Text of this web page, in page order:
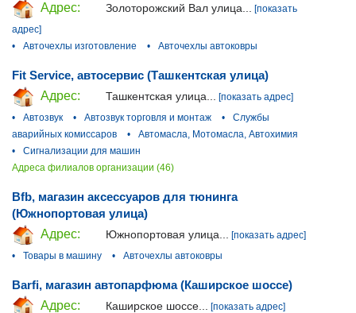
Адрес:
Золоторожский Вал улица... [показать
адрес]
•
Авточехлы изготовление • Авточехлы автоковры
Fit Service, автосервис (Ташкентская улица)
Адрес:
Ташкентская улица...
[показать адрес]
•
Автозвук • Автозвук торговля и монтаж •
Службы
аварийных комиссаров
•
Автомасла, Мотомасла, Автохимия
•
Сигнализации для машин
Адреса филиалов организации (46)
Bfb, магазин аксессуаров для тюнинга
(Южнопортовая улица)
Адрес:
Южнопортовая улица...
[показать адрес]
•
Товары в машину • Авточехлы автоковры
Barfi, магазин автопарфюма (Каширское шоссе)
Адрес:
Каширское шоссе...
[показать адрес]